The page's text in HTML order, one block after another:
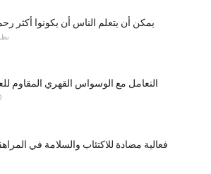
يمكن أن يتعلم الناس أن يكونوا أكثر
التعامل مع الوسواس القهري المقاوم
فعالية مضادة للاكتئاب والسلامة في